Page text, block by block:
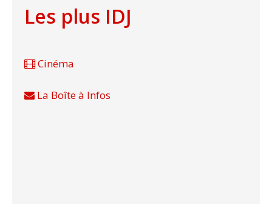
Les plus IDJ
Cinéma
La Boîte à Infos